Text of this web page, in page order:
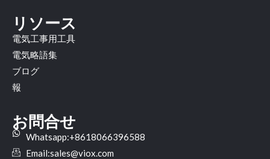
リソース
電気工事用工具
電気略語集
ブログ
報
お問合せ
Whatsapp:+8618066396588
Email:sales@viox.com